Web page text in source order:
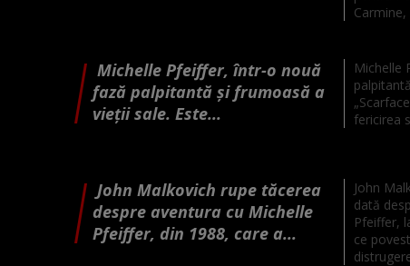
Carmine,
Michelle Pfeiffer, într-o nouă
fază palpitantă și frumoasă a
vieții sale. Este...
Michelle
fericirea
John Malkovich rupe tăcerea
despre aventura cu Michelle
Pfeiffer, din 1988, care a...
John
dată
Pfeiffer,
ce